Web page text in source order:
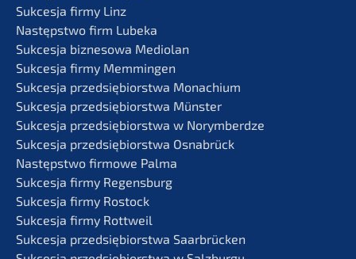
Sukces­ja firmy Linz
Następst­wo firm Lubeka
Sukces­ja bizne­so­wa Mediolan
Sukces­ja firmy Memmingen
Sukces­ja przedsię­bi­orst­wa Monachium
Sukces­ja przedsię­bi­orst­wa Münster
Sukces­ja przedsię­bi­orst­wa w Norymberdze
Sukces­ja przedsię­bi­orst­wa Osnabrück
Następst­wo firmo­we Palma
Sukces­ja firmy Regensburg
Sukces­ja firmy Rostock
Sukces­ja firmy Rottweil
Sukces­ja przedsię­bi­orst­wa Saarbrücken